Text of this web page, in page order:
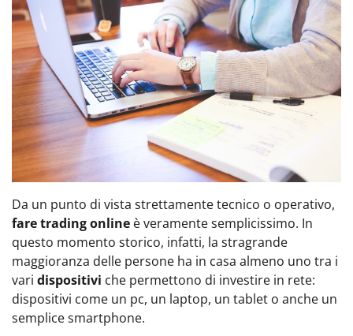
Da un punto di vista strettamente tecnico o operativo,
fare trading online è veramente semplicissimo. In
questo momento storico, infatti, la stragrande
maggioranza delle persone ha in casa almeno uno tra i
vari dispositivi che permettono di investire in rete:
dispositivi come un pc, un laptop, un tablet o anche un
semplice smartphone.